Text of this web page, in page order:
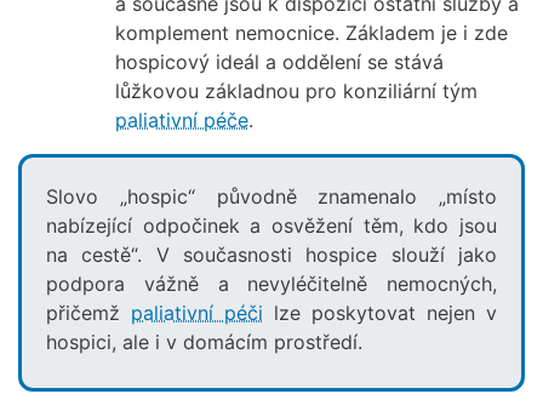
komplement nemocnice. Základem je i zde
hospicový ideál a oddělení se stává
lůžkovou základnou pro konziliární tým
paliativní péče.
Slovo „hospic“ původně znamenalo „místo
nabízející odpočinek a osvěžení těm, kdo jsou
na cestě“. V současnosti hospice slouží jako
podpora vážně a nevyléčitelně nemocných,
přičemž paliativní péči lze poskytovat nejen v
hospici, ale i v domácím prostředí.